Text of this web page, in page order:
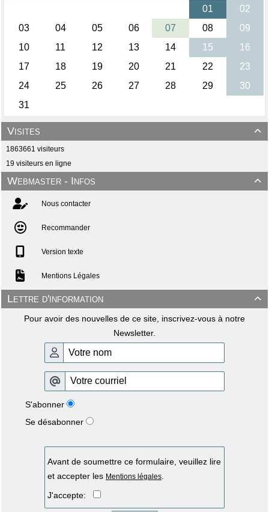

Visites
1863661 visiteurs
19 visiteurs en ligne

Webmaster - Infos
Nous contacter
Recommander
Version texte
Mentions Légales

Lettre d'information
Pour avoir des nouvelles de ce site, inscrivez-vous à notre
Newsletter.
S'abonner
Se désabonner
Avant de soumettre ce formulaire, veuillez lire
et accepter les Mentions légales
J'accepte: